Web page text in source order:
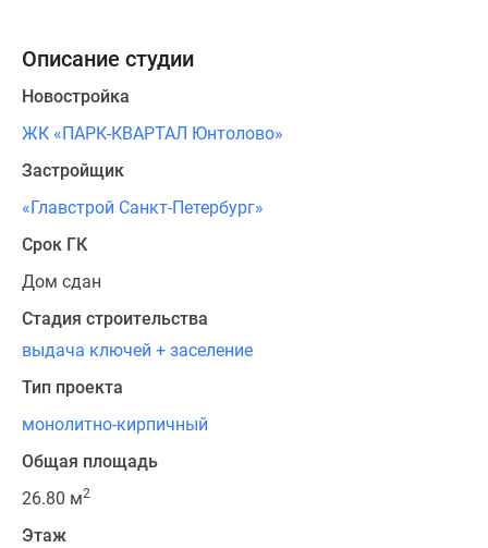
Описание студии
Новостройка
ЖК «ПАРК-КВАРТАЛ Юнтолово»
Застройщик
«Главстрой Санкт-Петербург»
Срок ГК
Дом сдан
Стадия строительства
выдача ключей + заселение
Тип проекта
монолитно-кирпичный
Общая площадь
26.80 м2
Этаж